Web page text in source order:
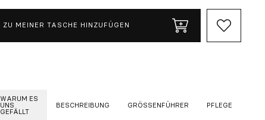
ZU MEINER TASCHE HINZUFÜGEN
WARUM ES
UNS
GEFÄLLT
BESCHREIBUNG GRÖSSENFÜHRER PFLEGE